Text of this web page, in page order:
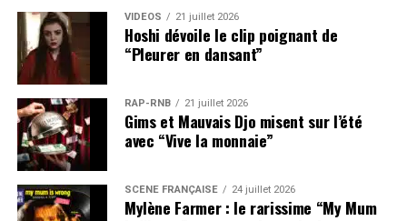
VIDEOS 21 juillet 2026
Hoshi dévoile le clip poignant de
“Pleurer en dansant”
RAP-RNB 21 juillet 2026
Gims et Mauvais Djo misent sur l’été
avec “Vive la monnaie”
SCÈNE FRANÇAISE 24 juillet 2026
Mylène Farmer : le rarissime “My Mum